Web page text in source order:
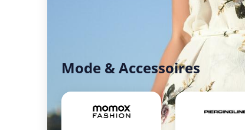
Mode & Accessoires